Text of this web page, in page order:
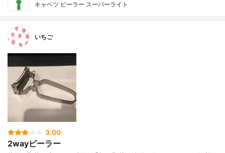
キャベツ ピーラー スーパーライト
いちご
3.00
2wayピーラー